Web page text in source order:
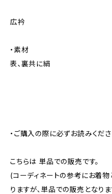
広衿
・素材
表、裏共に絹
・ご購入の際に必ずお読みくださ
こちらは 単品での販売です。
(コーディネートの参考にお着
りますが、単品での販売となり